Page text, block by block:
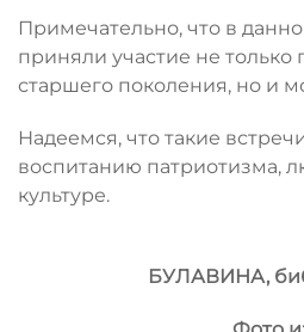
Примечательно, что в
приняли участие не только
старшего поколения, но и
Надеемся, что такие
воспитанию патриотизма,
культуре.
БУЛАВИНА,